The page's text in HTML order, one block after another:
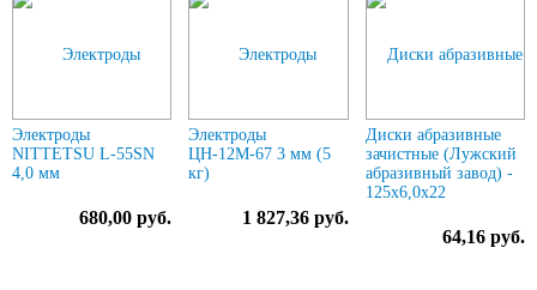
Электроды
NITTETSU L-55SN
4,0 мм
680,00 руб.
Электроды
ЦН-12М-67 3 мм (5
кг)
1 827,36 руб.
Диски абразивные
зачистные (Лужский
абразивный завод) -
125х6,0х22
64,16 руб.